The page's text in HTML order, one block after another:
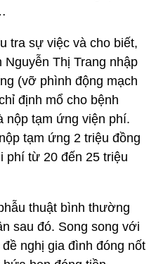
tra sự việc và cho biết,
Nguyễn Thị Trang nhập
(vỡ phình động mạch
định mổ cho bệnh
nộp tạm ứng viện phí.
tạm ứng 2 triệu đồng
phí từ 20 đến 25 triệu
thuật bình thường
sau đó. Song song với
nghị gia đình đóng nốt